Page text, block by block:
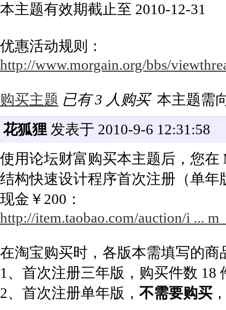
本主题有效期截止至 2010-12-31
优惠活动规则：
http://www.morgain.org/bbs/
购买主题 已有 3 人购买 本主题需
花狐狸 发表于 2010-9-6 12:31:58
使用论坛财富购买本主题后，您在
结构快速设计程序首次注册（单
现金￥200：
http://item.taobao.com/auction/i ...
在淘宝购买时，各版本需填写的商
1、首次注册三年版，购买件数 18
2、首次注册单年版， 不需要购买